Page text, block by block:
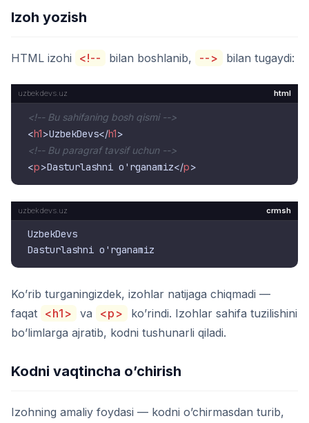
Izoh yozish
HTML izohi <!-- bilan boshlanib, --> bilan tugaydi:
html
<!-- Bu sahifaning bosh qismi -->
<h1>UzbekDevs</h1>
<!-- Bu paragraf tavsif uchun -->
<p>Dasturlashni o'rganamiz</p>
crmsh
UzbekDevs
Ko’rib turganingizdek, izohlar natijaga chiqmadi —
faqat <h1> va <p>
ko’rindi. Izohlar sahifa tuzilishini
bo’limlarga ajratib, kodni tushunarli qiladi.
Kodni vaqtincha o’chirish
Izohning amaliy foydasi — kodni o’chirmasdan turib,